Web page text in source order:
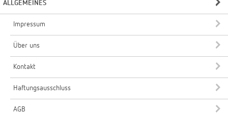
ALLGEMEINES
Impressum
Über uns
Kontakt
Haftungsausschluss
AGB